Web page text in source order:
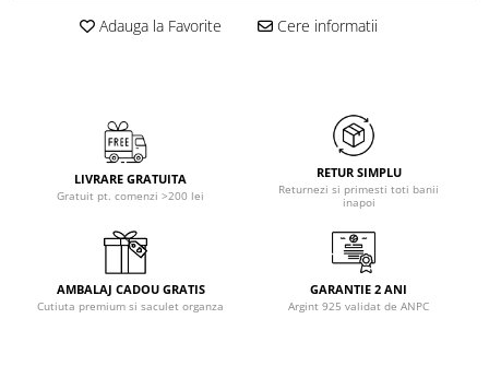
Adauga la Favorite Cere informatii
LIVRARE GRATUITA
Gratuit pt. comenzi >200 lei
RETUR SIMPLU
Returnezi si primesti toti banii
inapoi
AMBALAJ CADOU GRATIS
Cutiuta premium si saculet organza
GARANTIE 2 ANI
Argint 925 validat de ANPC